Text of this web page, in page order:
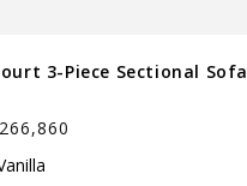
3-Piece Sectional Sofa